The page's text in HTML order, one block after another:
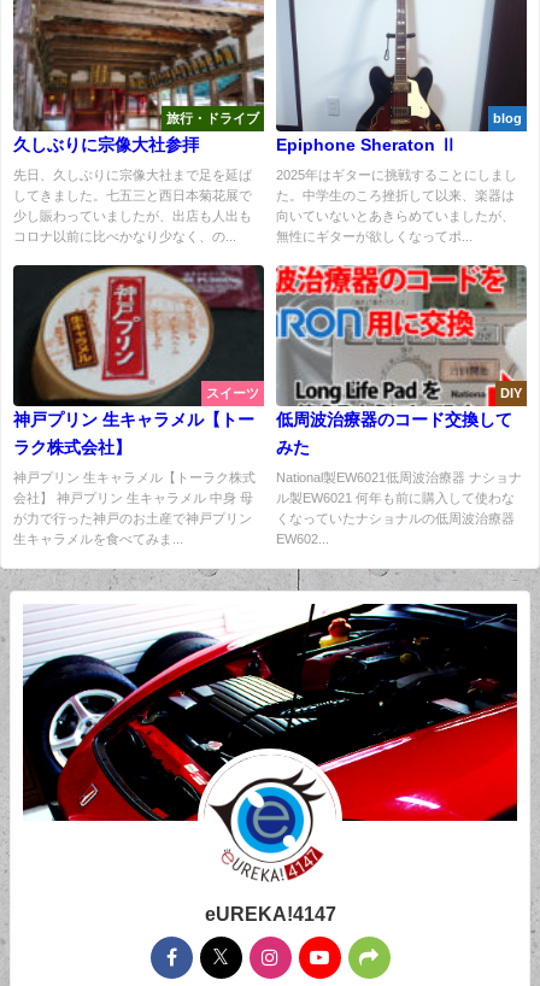
旅行・ドライブ
久しぶりに宗像大社参拝
先日、久しぶりに宗像大社まで足を延ば
してきました。七五三と西日本菊花展で
少し賑わっていましたが、出店も人出も
コロナ以前に比べかなり少なく、の...
blog
Epiphone Sheraton Ⅱ
2025年はギターに挑戦することにしまし
た。中学生のころ挫折して以来、楽器は
向いていないとあきらめていましたが、
無性にギターが欲しくなってポ...
スイーツ
神戸プリン 生キャラメル【トー
ラク株式会社】
神戸プリン 生キャラメル【トーラク株式
会社】 神戸プリン 生キャラメル 中身 母
が力で行った神戸のお土産で神戸プリン
生キャラメルを食べてみま...
DIY
低周波治療器のコード交換して
みた
National製EW6021低周波治療器 ナショナ
ル製EW6021 何年も前に購入して使わな
くなっていたナショナルの低周波治療器
EW602...
eUREKA!4147